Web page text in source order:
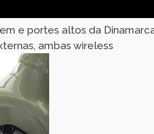
e portes altos da
ambas wireless